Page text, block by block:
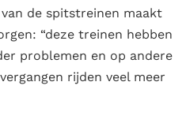
de spitstreinen maakt
“deze treinen hebben
problemen en op andere
rijden veel meer